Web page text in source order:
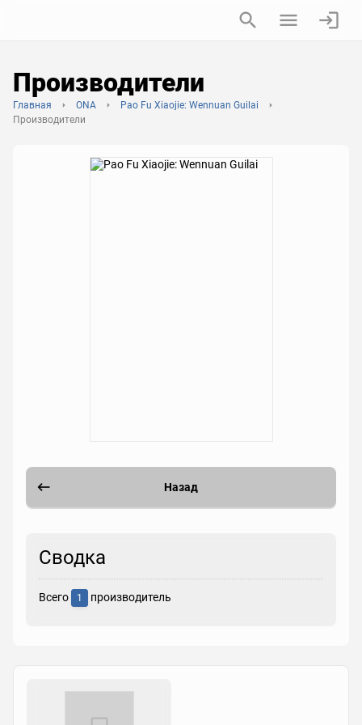
Производители
Главная ONA
Pao Fu Xiaojie: Wennuan Guilai
Производители
Назад
Сводка
Всего 1 производитель